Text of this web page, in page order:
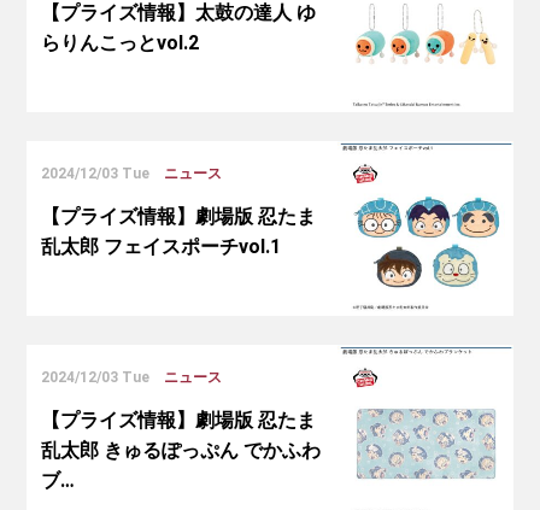
【プライズ情報】太鼓の達人 ゆ
らりんこっとvol.2
2024/12/03 Tue ニュース
【プライズ情報】劇場版 忍たま
乱太郎 フェイスポーチvol.1
2024/12/03 Tue ニュース
【プライズ情報】劇場版 忍たま
乱太郎 きゅるぽっぷん でかふわ
ブ…